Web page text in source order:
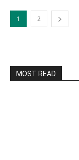
1 2
MOST READ